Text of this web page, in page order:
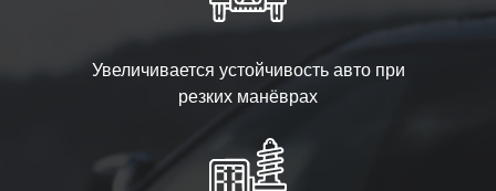
Увеличивается устойчивость авто при
резких манёврах